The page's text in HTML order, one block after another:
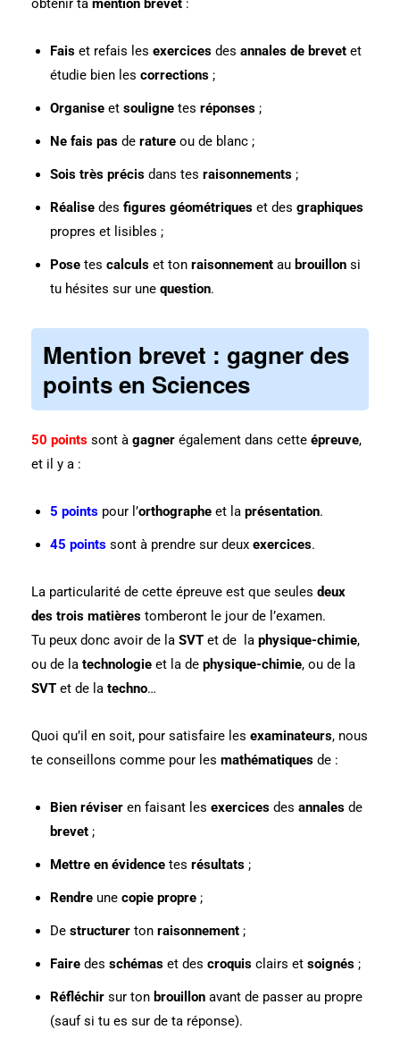
obtenir ta mention brevet :
Fais et refais les exercices des annales de brevet et
étudie bien les corrections ;
Organise et souligne tes réponses ;
Ne fais pas de rature ou de blanc ;
Sois très précis dans tes raisonnements ;
Réalise des figures géométriques et des graphiques
propres et lisibles ;
Pose tes calculs et ton raisonnement au brouillon si
tu hésites sur une question.
Mention brevet : gagner des
points en Sciences
50 points sont à gagner également dans cette épreuve,
et il y a :
5 points pour l’orthographe et la présentation.
45 points sont à prendre sur deux exercices.
La particularité de cette épreuve est que seules deux
des trois matières tomberont le jour de l’examen.
Tu peux donc avoir de la SVT et de la physique-chimie,
ou de la technologie et la de physique-chimie, ou de la
SVT et de la techno…
Quoi qu’il en soit, pour satisfaire les examinateurs, nous
te conseillons comme pour les mathématiques de :
Bien réviser en faisant les exercices des annales de
brevet ;
Mettre en évidence tes résultats ;
Rendre une copie propre ;
De structurer ton raisonnement ;
Faire des schémas et des croquis clairs et soignés ;
Réfléchir sur ton brouillon avant de passer au propre
(sauf si tu es sur de ta réponse).